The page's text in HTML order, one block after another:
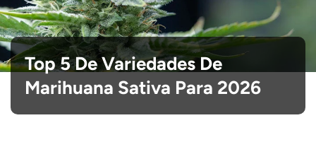
Top 5 De Variedades De
Marihuana Sativa Para 2026